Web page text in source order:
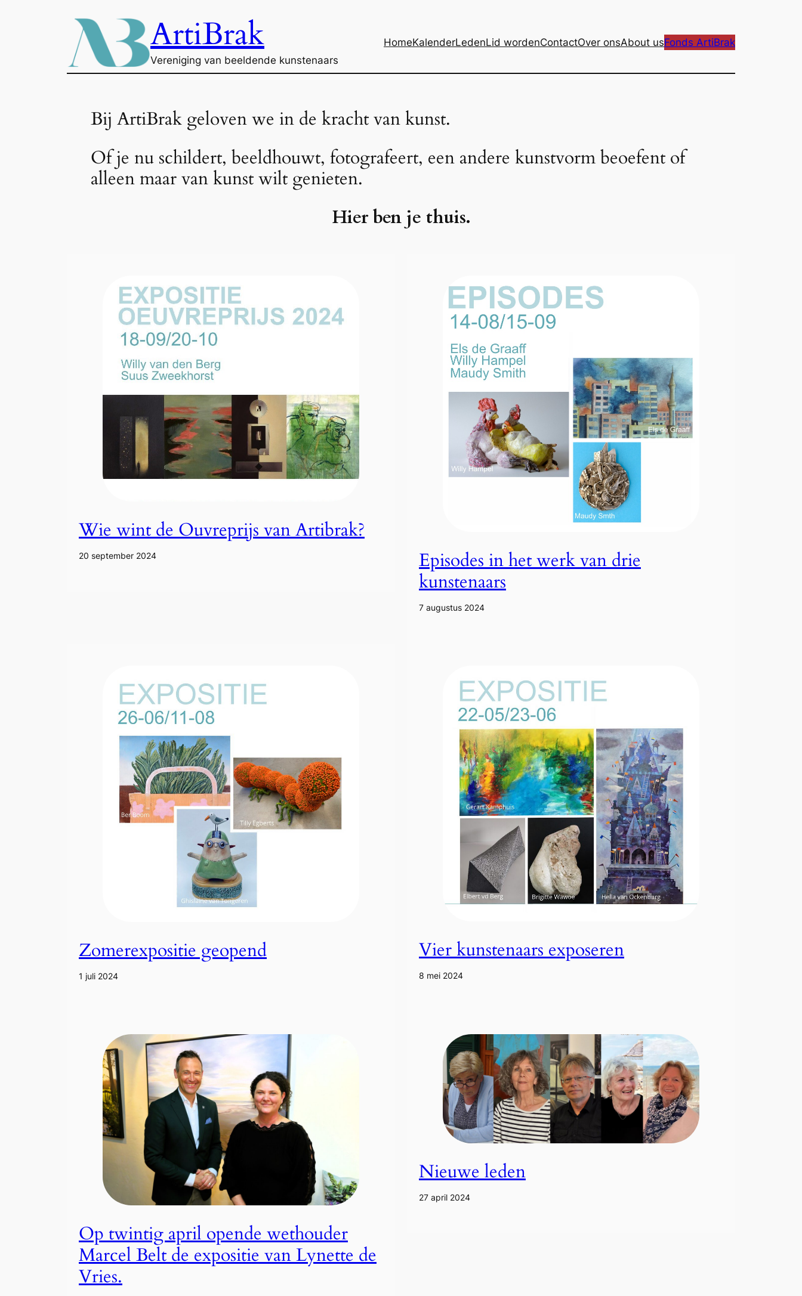
ArtiBrak
Vereniging van beeldende kunstenaars
HomeKalenderLedenLid wordenContactOver onsAbout usFonds ArtiBrak
Bij ArtiBrak geloven we in de kracht van kunst.
Of je nu schildert, beeldhouwt, fotografeert, een andere kunstvorm beoefent of
alleen maar van kunst wilt genieten.
Hier ben je thuis.
Wie wint de Ouvreprijs van Artibrak?
20 september 2024
Episodes in het werk van drie
kunstenaars
7 augustus 2024
Zomerexpositie geopend
1 juli 2024
Vier kunstenaars exposeren
8 mei 2024
Op twintig april opende wethouder
Marcel Belt de expositie van Lynette de
Vries.
Nieuwe leden
27 april 2024